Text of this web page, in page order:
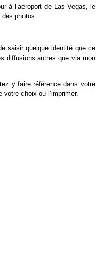
à l’aéroport de Las Vegas, le
photos.
saisir quelque identité que ce
diffusions autres que via mon
y faire référence dans votre
choix ou l’imprimer.